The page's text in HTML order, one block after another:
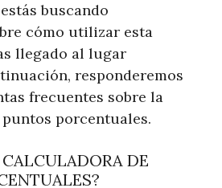
buscando
cómo utilizar esta
llegado al lugar
responderemos
frecuentes sobre la
porcentuales.
DE